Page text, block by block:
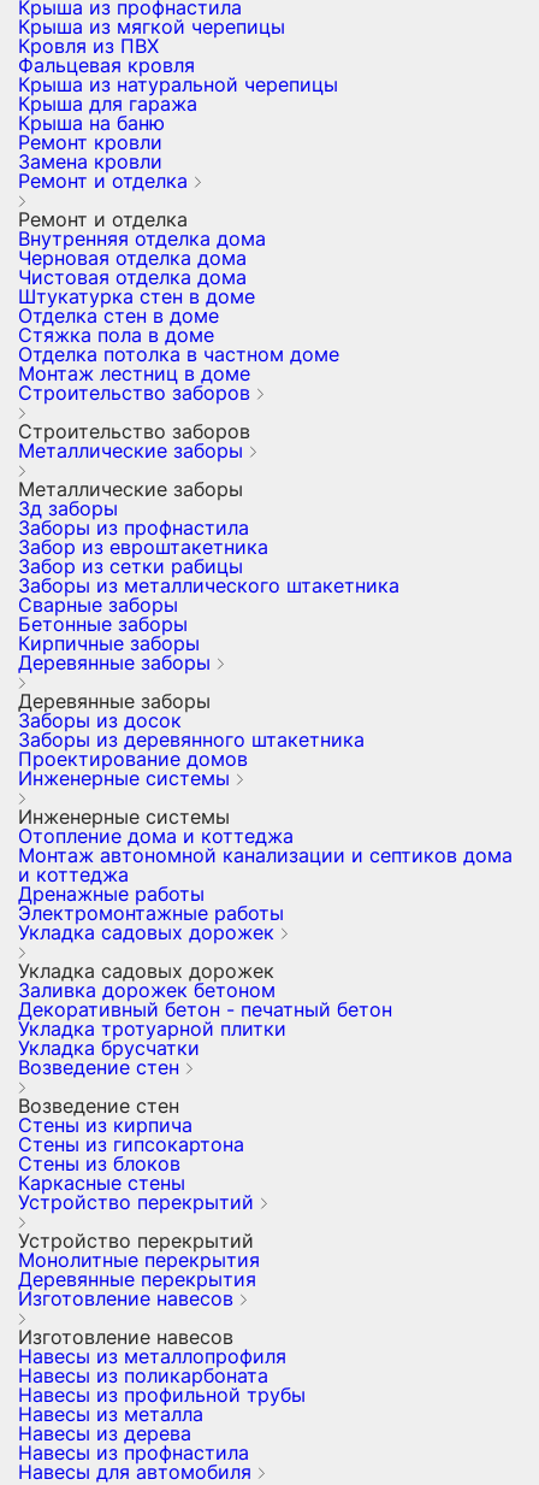
Крыша из профнастила
Крыша из мягкой черепицы
Кровля из ПВХ
Фальцевая кровля
Крыша из натуральной черепицы
Крыша для гаража
Крыша на баню
Ремонт кровли
Замена кровли
Ремонт и отделка
Ремонт и отделка
Внутренняя отделка дома
Черновая отделка дома
Чистовая отделка дома
Штукатурка стен в доме
Отделка стен в доме
Стяжка пола в доме
Отделка потолка в частном доме
Монтаж лестниц в доме
Строительство заборов
Строительство заборов
Металлические заборы
Металлические заборы
3д заборы
Заборы из профнастила
Забор из евроштакетника
Забор из сетки рабицы
Заборы из металлического штакетника
Сварные заборы
Бетонные заборы
Кирпичные заборы
Деревянные заборы
Деревянные заборы
Заборы из досок
Заборы из деревянного штакетника
Проектирование домов
Инженерные системы
Инженерные системы
Отопление дома и коттеджа
Монтаж автономной канализации и септиков дома
и коттеджа
Дренажные работы
Электромонтажные работы
Укладка садовых дорожек
Укладка садовых дорожек
Заливка дорожек бетоном
Декоративный бетон - печатный бетон
Укладка тротуарной плитки
Укладка брусчатки
Возведение стен
Возведение стен
Стены из кирпича
Стены из гипсокартона
Стены из блоков
Каркасные стены
Устройство перекрытий
Устройство перекрытий
Монолитные перекрытия
Деревянные перекрытия
Изготовление навесов
Изготовление навесов
Навесы из металлопрофиля
Навесы из поликарбоната
Навесы из профильной трубы
Навесы из металла
Навесы из дерева
Навесы из профнастила
Навесы для автомобиля